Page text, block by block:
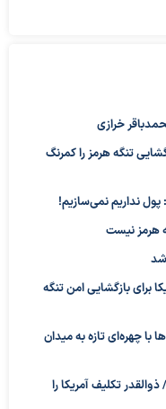
خرازی
تنگه هرمز را کمرنگ
نداریم نمی‌سازیم!
هرمز نیست
شد
برای بازگشایی امن تنگه
با چهره‌ای تازه به میدان
ذوالقدر تکلیف آمریکا را